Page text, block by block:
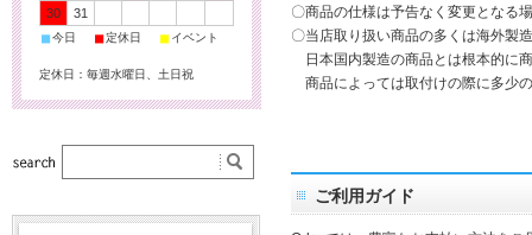
〇商品の仕様は予告なく変更となる
〇当店取り扱い商品の多くは海外製
日本国内製造の商品とは根本的に
商品によっては取付けの際に多少
ご利用ガイド
30
31
■今日 ■定休日 ■ イベント
定休日：毎週水曜日、土日祝